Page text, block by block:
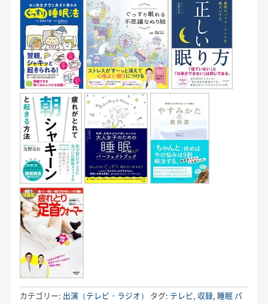
カテゴリー: 出演（テレビ・ラジオ） タグ: テレビ, 収録, 睡眠 パ